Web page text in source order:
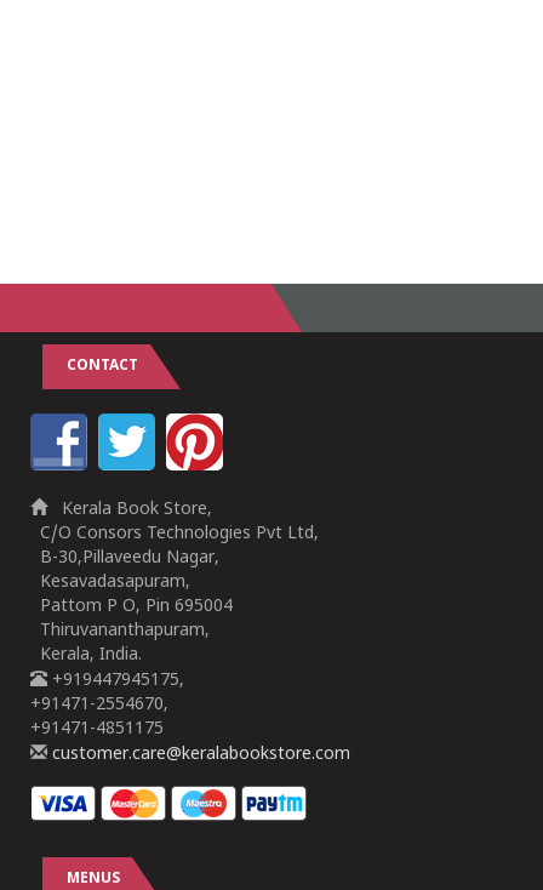
CONTACT
Kerala Book Store,
C/O Consors Technologies Pvt Ltd,
B-30,Pillaveedu Nagar,
Kesavadasapuram,
Pattom P O, Pin 695004
Thiruvananthapuram,
Kerala, India.
+919447945175,
+91471-2554670,
+91471-4851175
customer.care@keralabookstore.com
MENUS